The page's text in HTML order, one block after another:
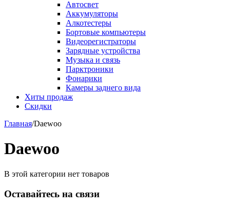
Автосвет
Аккумуляторы
Алкотестеры
Бортовые компьютеры
Видеорегистраторы
Зарядные устройства
Музыка и связь
Парктроники
Фонарики
Камеры заднего вида
Хиты продаж
Скидки
Главная/Daewoo
Daewoo
В этой категории нет товаров
Оставайтесь на связи